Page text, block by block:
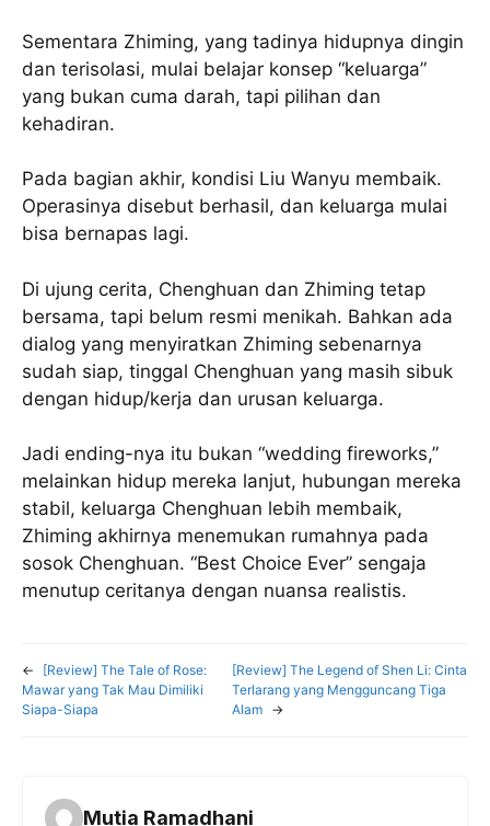
Sementara Zhiming, yang tadinya hidupnya dingin
dan terisolasi, mulai belajar konsep “keluarga”
yang bukan cuma darah, tapi pilihan dan
kehadiran.
Pada bagian akhir, kondisi Liu Wanyu membaik.
Operasinya disebut berhasil, dan keluarga mulai
bisa bernapas lagi.
Di ujung cerita, Chenghuan dan Zhiming tetap
bersama, tapi belum resmi menikah. Bahkan ada
dialog yang menyiratkan Zhiming sebenarnya
sudah siap, tinggal Chenghuan yang masih sibuk
dengan hidup/kerja dan urusan keluarga.
Jadi ending-nya itu bukan “wedding fireworks,”
melainkan hidup mereka lanjut, hubungan mereka
stabil, keluarga Chenghuan lebih membaik,
Zhiming akhirnya menemukan rumahnya pada
sosok Chenghuan. “Best Choice Ever” sengaja
menutup ceritanya dengan nuansa realistis.
←
[Review] The Tale of Rose:
Mawar yang Tak Mau Dimiliki
Siapa-Siapa
[Review] The Legend of Shen Li: Cinta
Terlarang yang Mengguncang Tiga
Alam
→
Mutia Ramadhani